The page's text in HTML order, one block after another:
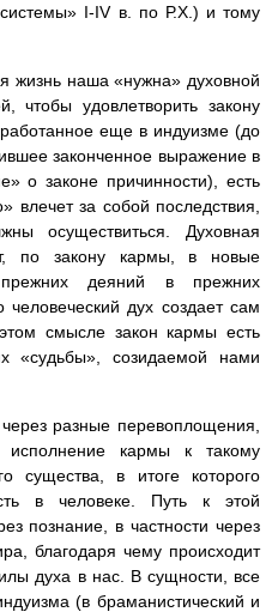
I-IV в. по Р.Х.) и тому
жизнь наша «нужна» духовной
удовлетворить закону
еще в индуизме (до
законченное выражение в
о законе причинности), есть
влечет за собой последствия,
осуществиться. Духовная
по закону кармы, в новые
деяний в прежних
дух создает сам
смысле закон кармы есть
«судьбы», созидаемой нами
разные перевоплощения,
кармы к такому
существа, в итоге которого
в человеке. Путь к этой
познание, в частности через
благодаря чему происходит
духа в нас. В сущности, все
(в браманистический и